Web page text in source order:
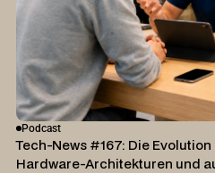
Podcast
Tech-News #167: Die
Hardware-Architekturen und